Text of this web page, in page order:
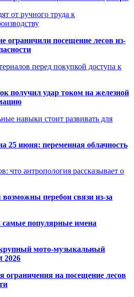
от ручного труда к
ограничили посещение лесов из-
перед покупкой доступа к
получил удар током на железной
навыки стоит развивать для
25 июня: переменная облачность
что антропология рассказывает о
перебои связи из-за
самые популярные имена
мото-музыкальный
2026
ограничения на посещение лесов